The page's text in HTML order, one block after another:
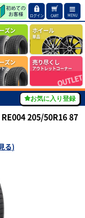
ログイン CART MENU
ズン ホイール
単品
ズン
ト
売り尽くし
アウトレットコーナー
お気に入り登録
205/50R16 87
る)